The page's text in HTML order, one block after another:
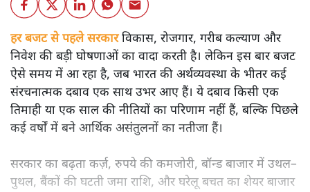
हर बजट से पहले सरकारविकास, रोजगार, गरीब कल्याण और
निवेश की बड़ी घोषणाओं का वादा करती है। लेकिन इस बार बजट
ऐसे समय में आ रहा है, जब भारत की अर्थव्यवस्था के भीतर कई
संरचनात्मक दबाव एक साथ उभर आए हैं। ये दबाव किसी एक
तिमाही या एक साल की नीतियों का परिणाम नहीं हैं, बल्कि पिछले
कई वर्षों में बने आर्थिक असंतुलनों का नतीजा हैं।
सरकार का बढ़ता कर्ज़, रुपये की कमजोरी, बॉन्ड बाजार में उथल–
पुथल, बैंकों की घटती जमा राशि, और घरेलू बचत का शेयर बाजार